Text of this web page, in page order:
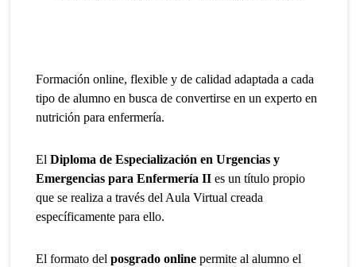
Formación online, flexible y de calidad adaptada a cada
tipo de alumno en busca de convertirse en un experto en
nutrición para enfermería.
ElDiploma de Especialización en Urgencias y
Emergencias para Enfermería IIes un título propio
que se realiza a través del Aula Virtual creada
específicamente para ello.
El formato delposgrado online permite al alumno el